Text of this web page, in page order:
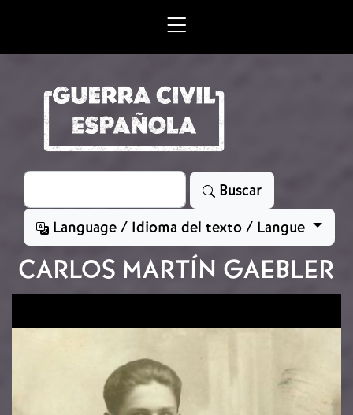
Search
Buscar
Language / Idioma del texto / Langue
CARLOS MARTÍN GAEBLER